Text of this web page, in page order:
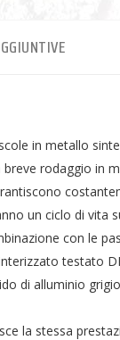
in metallo
rodaggio in
un ciclo di vita
con le
testato
di alluminio
la stessa